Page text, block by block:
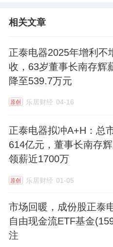
相关文章
正泰电器2025年增利不
收，63岁董事长南存辉
降至539.7万元
原创 乐居财经 04-16
正泰电器拟冲A+H：总
614亿元，董事长南存
领薪近1700万
原创 乐居财经 01-05
市场回暖，成份股正泰
自由现金流ETF基金
注